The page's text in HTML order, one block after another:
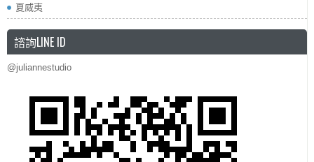
夏威夷
諮詢LINE ID
@juliannestudio